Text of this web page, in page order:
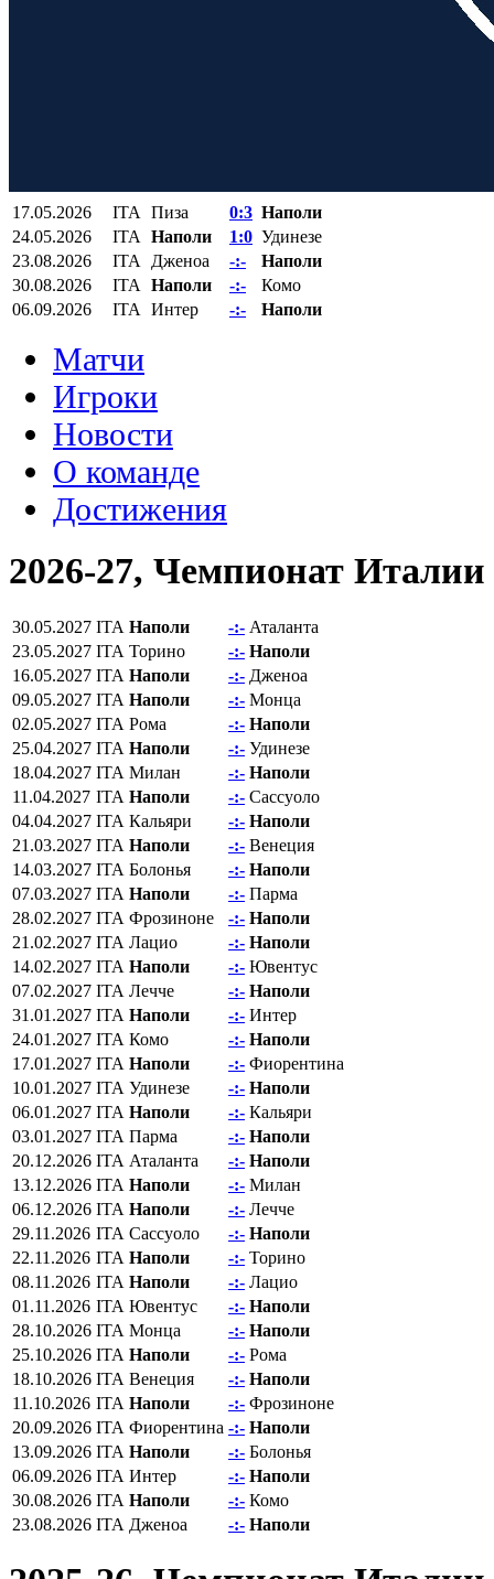
17.05.2026 ITA Пиза 0:3 Наполи
24.05.2026
ITA Наполи 1:0 Удинезе
23.08.2026
ITA Дженоа -:-
Наполи
30.08.2026
ITA Наполи -:-
Комо
06.09.2026
ITA Интер -:- Наполи
Матчи
Игроки
Новости
О команде
Достижения
2026-27, Чемпионат Италии
30.05.2027 ITA Наполи -:- Аталанта
23.05.2027 ITA Торино -:- Наполи
16.05.2027 ITA Наполи -:- Дженоа
09.05.2027 ITA Наполи -:- Монца
02.05.2027 ITA Рома -:- Наполи
25.04.2027 ITA Наполи -:- Удинезе
18.04.2027 ITA Милан -:- Наполи
11.04.2027 ITA Наполи -:- Сассуоло
04.04.2027 ITA Кальяри -:- Наполи
21.03.2027 ITA Наполи -:- Венеция
14.03.2027 ITA Болонья -:- Наполи
07.03.2027 ITA Наполи -:- Парма
28.02.2027 ITA Фрозиноне -:- Наполи
21.02.2027 ITA Лацио -:- Наполи
14.02.2027 ITA Наполи -:- Ювентус
07.02.2027 ITA Лечче -:- Наполи
31.01.2027 ITA Наполи -:- Интер
24.01.2027 ITA Комо -:- Наполи
17.01.2027 ITA Наполи -:- Фиорентина
10.01.2027 ITA Удинезе -:- Наполи
06.01.2027 ITA Наполи -:- Кальяри
03.01.2027 ITA Парма -:- Наполи
20.12.2026 ITA Аталанта -:- Наполи
13.12.2026 ITA Наполи -:- Милан
06.12.2026 ITA Наполи -:- Лечче
29.11.2026 ITA Сассуоло -:- Наполи
22.11.2026 ITA Наполи -:- Торино
08.11.2026 ITA Наполи -:- Лацио
01.11.2026 ITA Ювентус -:- Наполи
28.10.2026 ITA Монца -:- Наполи
25.10.2026 ITA Наполи -:- Рома
18.10.2026 ITA Венеция -:- Наполи
11.10.2026 ITA Наполи -:- Фрозиноне
20.09.2026 ITA Фиорентина -:- Наполи
13.09.2026 ITA Наполи -:- Болонья
06.09.2026 ITA Интер -:- Наполи
30.08.2026 ITA Наполи -:- Комо
23.08.2026 ITA Дженоа -:- Наполи